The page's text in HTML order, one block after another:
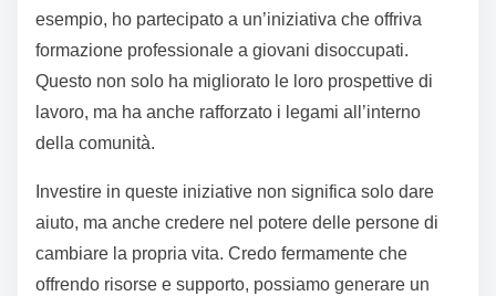
esempio, ho partecipato a un’iniziativa che offriva
formazione professionale a giovani disoccupati.
Questo non solo ha migliorato le loro prospettive di
lavoro, ma ha anche rafforzato i legami all’interno
della comunità.
Investire in queste iniziative non significa solo dare
aiuto, ma anche credere nel potere delle persone di
cambiare la propria vita. Credo fermamente che
offrendo risorse e supporto, possiamo generare un